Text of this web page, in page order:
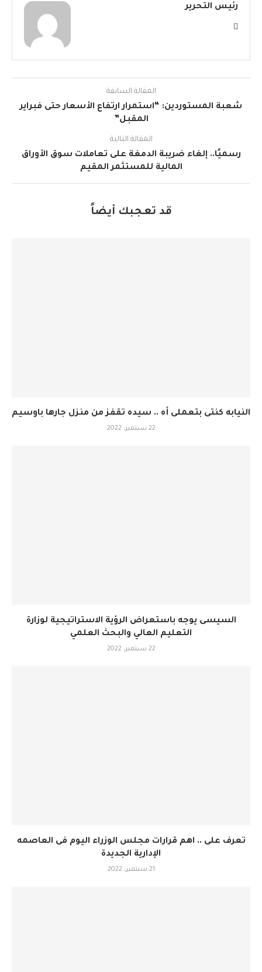
رئيس التحرير
المقالة السابقة
شعبة المستوردين: “استمرار ارتفاع الأسعار حتى فبراير
المقبل”
المقالة التالية
رسميًا.. إلغاء ضريبة الدمغة على تعاملات سوق الأوراق
المالية للمستثمر المقيم
قد تعجبك أيضاً
النيابه كنتى بتعملى أه .. سيده تقفز من منزل جارها باوسيم
22 سبتمبر، 2022
السيسى يوجه باستعراض الرؤية الاستراتيجية لوزارة
التعليم العالي والبحث العلمي
22 سبتمبر، 2022
تعرف على .. اهم قرارات مجلس الوزراء اليوم فى العاصمه
الإدارية الجديدة
21 سبتمبر، 2022